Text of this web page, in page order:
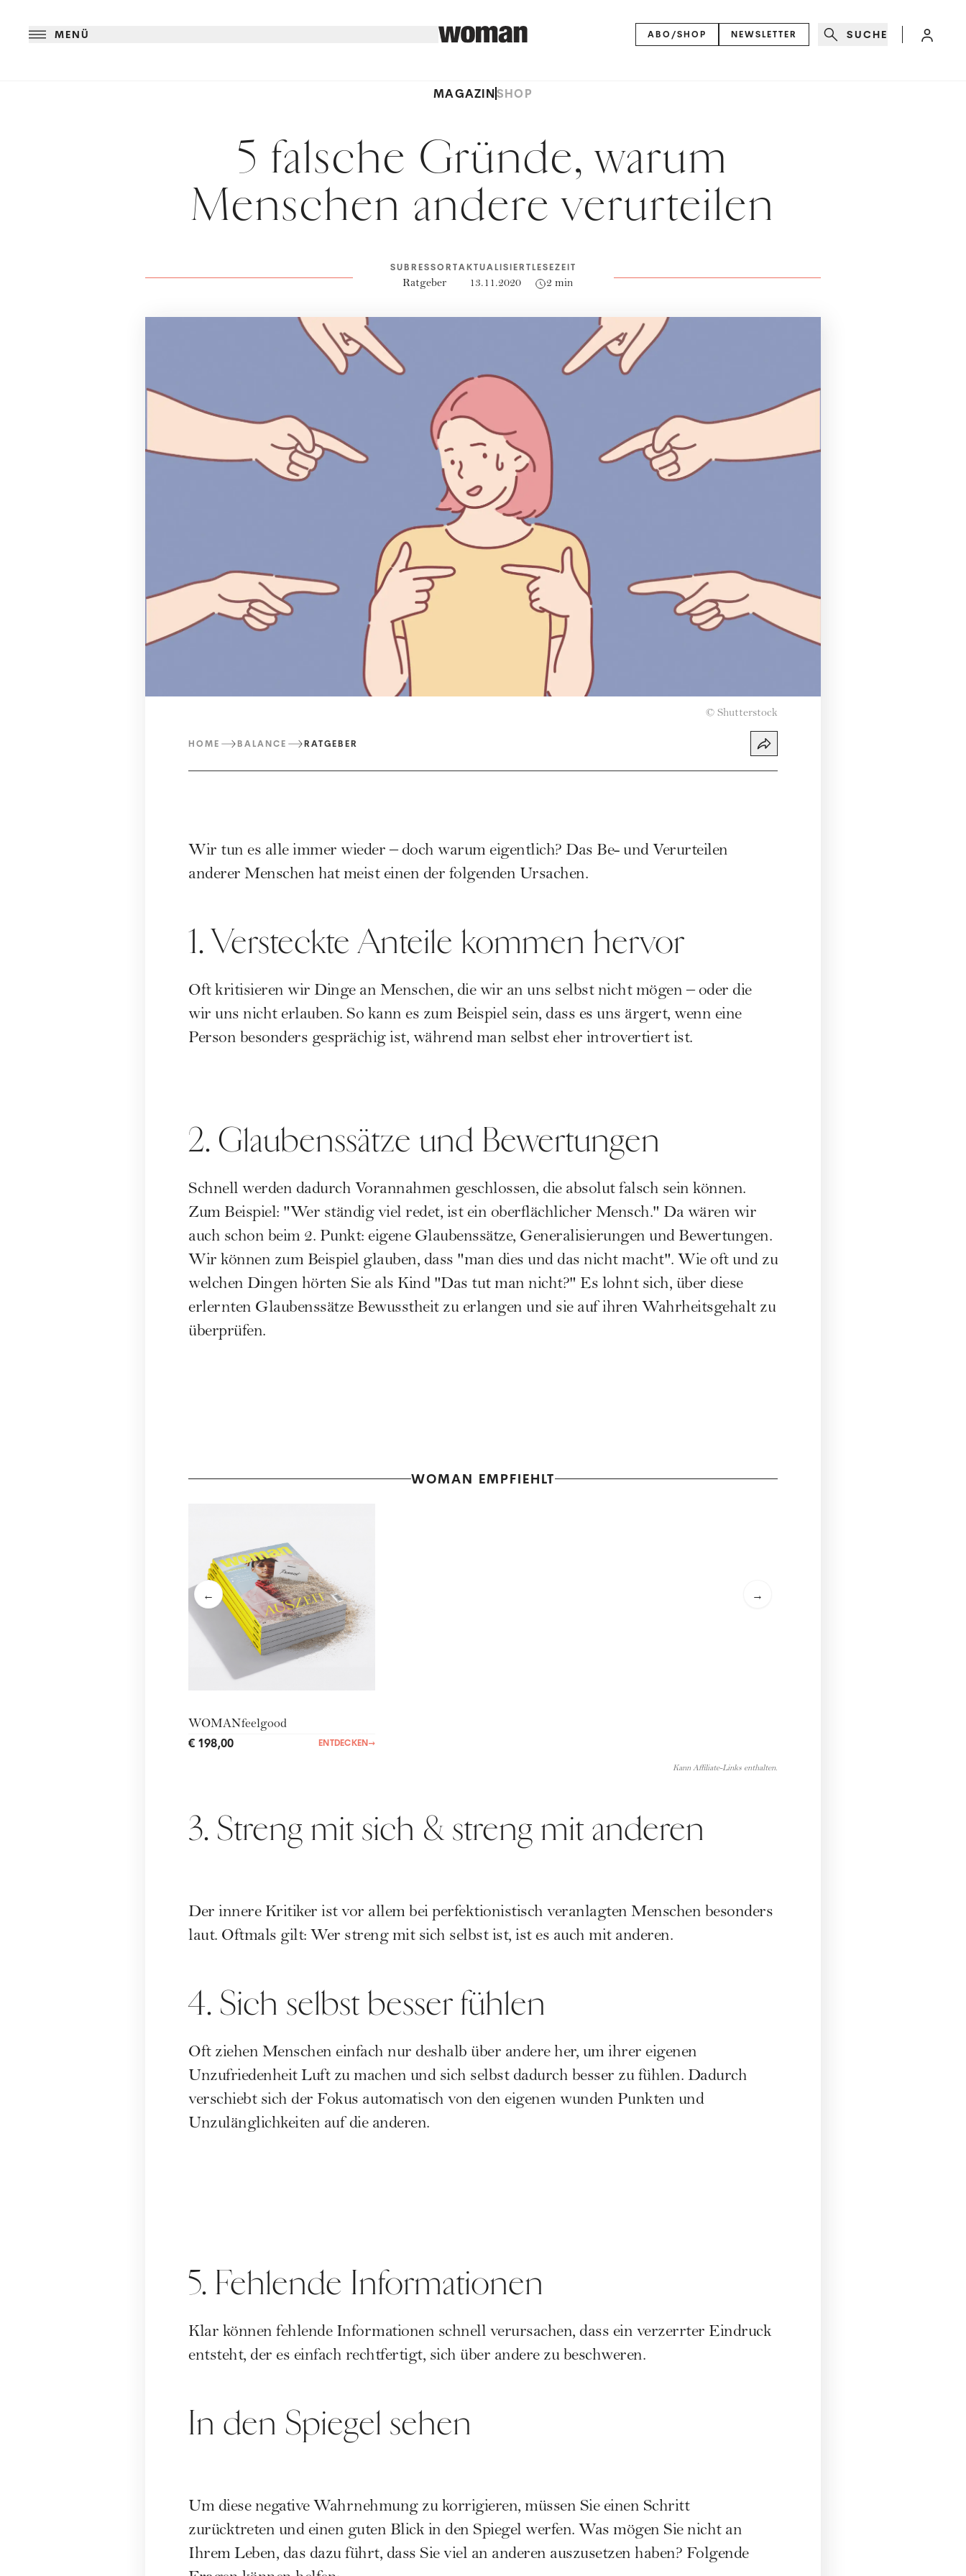
MENÜ ABO/SHOP NEWSLETTER SUCHE
MAGAZINSHOP
5 falsche Gründe, warum
Menschen andere verurteilen
SUBRESSORT
Ratgeber
AKTUALISIERT
13.11.2020
LESEZEIT
2 min
© Shutterstock
HOME BALANCE RATGEBER
Wir tun es alle immer wieder – doch warum eigentlich? Das Be- und Verurteilen
anderer Menschen hat meist einen der folgenden Ursachen.
1. Versteckte Anteile kommen hervor
Oft kritisieren wir Dinge an Menschen, die wir an uns selbst nicht mögen – oder die
wir uns nicht erlauben. So kann es zum Beispiel sein, dass es uns ärgert, wenn eine
Person besonders gesprächig ist, während man selbst eher introvertiert ist.
2. Glaubenssätze und Bewertungen
Schnell werden dadurch Vorannahmen geschlossen, die absolut falsch sein können.
Zum Beispiel: "Wer ständig viel redet, ist ein oberflächlicher Mensch." Da wären wir
auch schon beim 2. Punkt: eigene Glaubenssätze, Generalisierungen und Bewertungen.
Wir können zum Beispiel glauben, dass "man dies und das nicht macht". Wie oft und zu
welchen Dingen hörten Sie als Kind "Das tut man nicht?" Es lohnt sich, über diese
erlernten Glaubenssätze Bewusstheit zu erlangen und sie auf ihren Wahrheitsgehalt zu
überprüfen.
WOMAN EMPFIEHLT
← →
WOMANfeelgood
€ 198,00 ENTDECKEN→
Kann Affiliate-Links enthalten.
3. Streng mit sich & streng mit anderen
Der innere Kritiker ist vor allem bei perfektionistisch veranlagten Menschen besonders
laut. Oftmals gilt: Wer streng mit sich selbst ist, ist es auch mit anderen.
4. Sich selbst besser fühlen
Oft ziehen Menschen einfach nur deshalb über andere her, um ihrer eigenen
Unzufriedenheit Luft zu machen und sich selbst dadurch besser zu fühlen. Dadurch
verschiebt sich der Fokus automatisch von den eigenen wunden Punkten und
Unzulänglichkeiten auf die anderen.
5. Fehlende Informationen
Klar können fehlende Informationen schnell verursachen, dass ein verzerrter Eindruck
entsteht, der es einfach rechtfertigt, sich über andere zu beschweren.
In den Spiegel sehen
Um diese negative Wahrnehmung zu korrigieren, müssen Sie einen Schritt
zurücktreten und einen guten Blick in den Spiegel werfen. Was mögen Sie nicht an
Ihrem Leben, das dazu führt, dass Sie viel an anderen auszusetzen haben? Folgende